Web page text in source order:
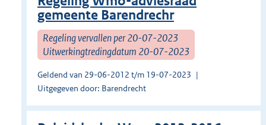
gemeente Barendrechr
Regeling vervallen per 20-07-2023
Uitwerkingtredingdatum 20-07-2023
Geldend van 29-06-2012 t/m 19-07-2023
Uitgegeven door: Barendrecht